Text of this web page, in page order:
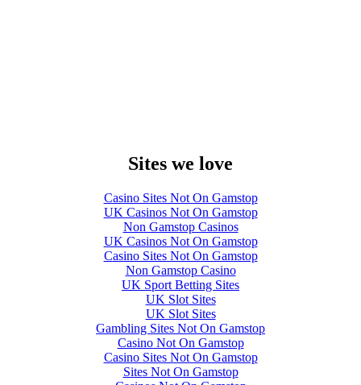
Sites we love
Casino Sites Not On Gamstop
UK Casinos Not On Gamstop
Non Gamstop Casinos
UK Casinos Not On Gamstop
Casino Sites Not On Gamstop
Non Gamstop Casino
UK Sport Betting Sites
UK Slot Sites
UK Slot Sites
Gambling Sites Not On Gamstop
Casino Not On Gamstop
Casino Sites Not On Gamstop
Sites Not On Gamstop